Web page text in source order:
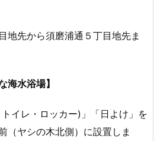
地先から須磨浦通５丁目地先ま
海水浴場】
イレ・ロッカー)」「日よけ」を
（ヤシの木北側）に設置しま